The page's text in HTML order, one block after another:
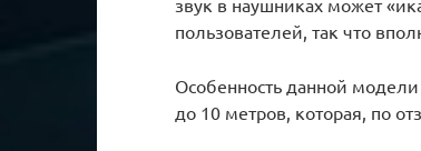
звук в наушниках может
пользователей, так что
Особенность данной
до 10 метров, которая, по